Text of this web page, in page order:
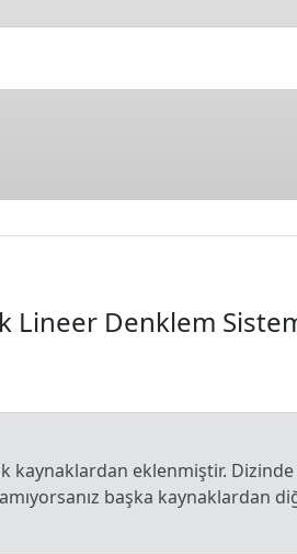
Denklem
kaynaklardan eklenmiştir.
başka kaynaklardan